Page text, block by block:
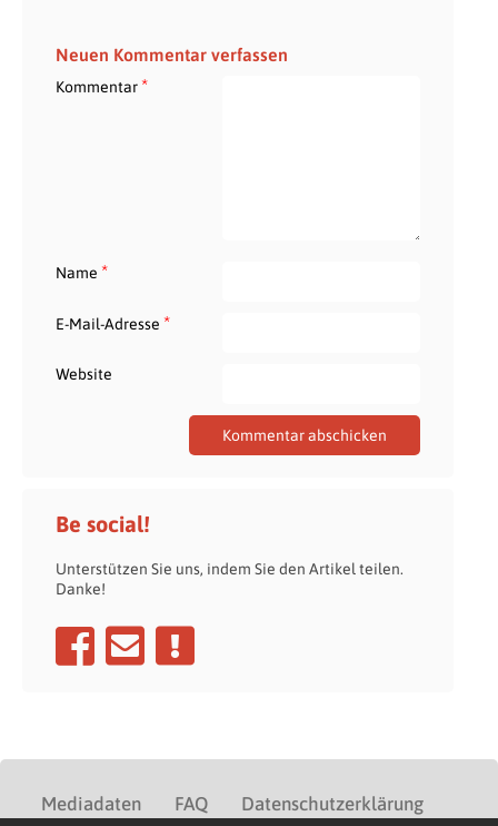
Neuen Kommentar verfassen
Kommentar*
Name *
E-Mail-Adresse *
Website
Be social!
Unterstützen Sie uns, indem Sie den Artikel teilen.
Danke!
Mediadaten FAQ Datenschutzerklärung